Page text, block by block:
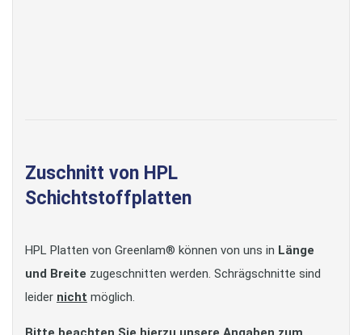
Zuschnitt von HPL
Schichtstoffplatten
HPL Platten von Greenlam® können von uns in Länge
und Breite zugeschnitten werden. Schrägschnitte sind
leider nicht möglich.